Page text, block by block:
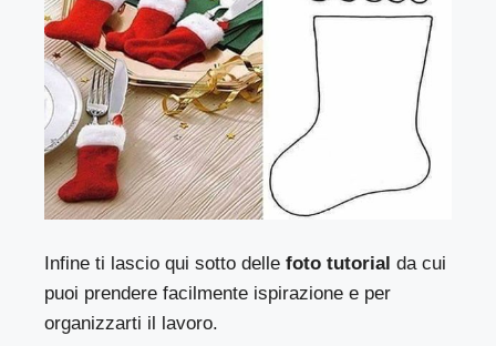
Infine ti lascio qui sotto delle foto tutorial da cui
puoi prendere facilmente ispirazione e per
organizzarti il lavoro.